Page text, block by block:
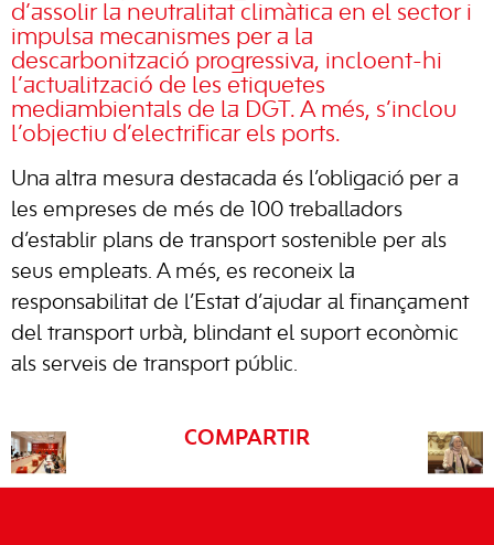
d’assolir la neutralitat climàtica en el sector i
impulsa mecanismes per a la
descarbonització progressiva, incloent-hi
l’actualització de les etiquetes
mediambientals de la DGT. A més, s’inclou
l’objectiu d’electrificar els ports.
Una altra mesura destacada és l’obligació per a
les empreses de més de 100 treballadors
d’establir plans de transport sostenible per als
seus empleats. A més, es reconeix la
responsabilitat de l’Estat d’ajudar al finançament
del transport urbà, blindant el suport econòmic
als serveis de transport públic.
COMPARTIR